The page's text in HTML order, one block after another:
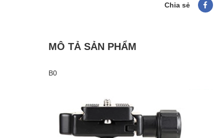
Chia sẻ
MÔ TẢ SẢN PHẨM
B0